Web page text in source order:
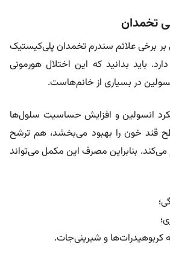
تخمدان
اثر مثبتی بر برخی علائم سندرم تخمدان پلی‌کیستیک
باید بدانید که این اختلال هورمونی
در بسیاری از خانم‌هاست.
انسولین و افزایش حساسیت سلول‌ها
قند خون را بهبود می‌بخشد، هم ترشح
می‌کند. بنابراین مصرف این مکمل می‌تواند
کربوهیدرات‌ها و شیرینی‌جات.